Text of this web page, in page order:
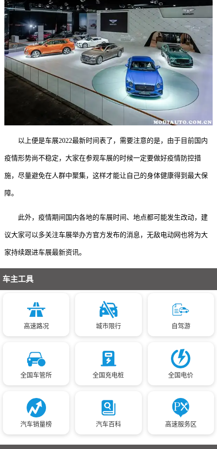
以上便是车展2022最新时间表了，需要注意的是，由于目前国内
疫情形势尚不稳定，大家在参观车展的时候一定要做好疫情防控措
施，尽量避免在人群中聚集，这样才能让自己的身体健康得到最大保
障。
此外，疫情期间国内各地的车展时间、地点都可能发生改动，建
议大家可以多关注车展举办方官方发布的消息，无敌电动网也将为大
家持续跟进车展最新资讯。
车主工具
高速路况 城市限行 自驾游
全国车管所 全国充电桩 全国电价
汽车销量榜 汽车百科 高速服务区